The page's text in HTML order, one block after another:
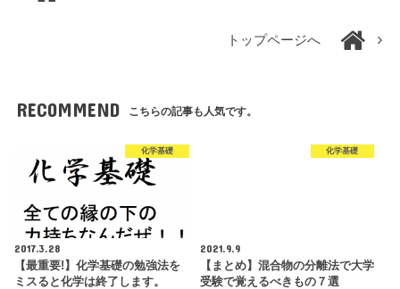
トップページへ
RECOMMEND こちらの記事も人気です。
化学基礎
2017.3.28
【最重要!】化学基礎の勉強法を
ミスると化学は終了します。
化学基礎
2021.9.9
【まとめ】混合物の分離法で大学
受験で覚えるべきもの７選